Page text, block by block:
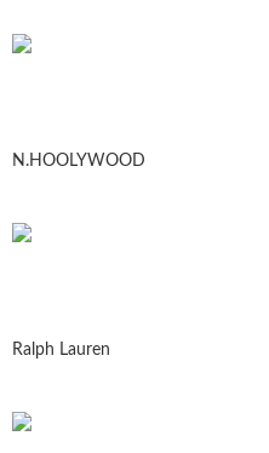
N.HOOLYWOOD
Ralph Lauren